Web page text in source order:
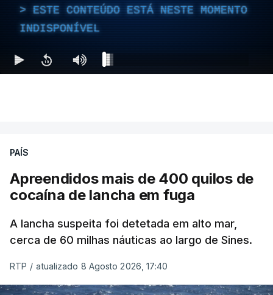
ESTE CONTEÚDO ESTÁ NESTE MOMENTO
INDISPONÍVEL
PAÍS
Apreendidos mais de 400 quilos de
cocaína de lancha em fuga
A lancha suspeita foi detetada em alto mar,
cerca de 60 milhas náuticas ao largo de Sines.
RTP / atualizado 8 Agosto 2026, 17:40